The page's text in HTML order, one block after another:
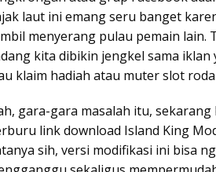
laut ini emang seru banget
menyerang pulau pemain lain.
kita dibikin jengkel sama
klaim hadiah atau muter slot
gara-gara masalah itu,
link download Island King
sih, versi modifikasi ini bisa